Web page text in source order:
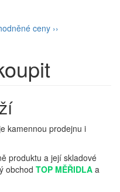
ceny ››
kamennou prodejnu i
produktu a její skladové
obchod TOP MĚŘIDLA a